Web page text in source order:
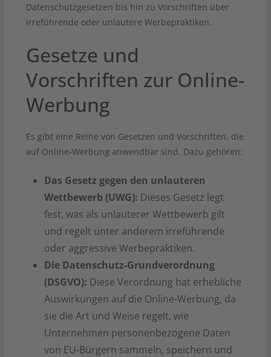
Datenschutzgesetzen bis hin zu Vorschriften über
irreführende oder unlautere Werbepraktiken.
Gesetze und
Vorschriften zur Online-
Werbung
Es gibt eine Reihe von Gesetzen und Vorschriften, die
auf Online-Werbung anwendbar sind. Dazu gehören:
Das Gesetz gegen den unlauteren
Wettbewerb (UWG): Dieses Gesetz legt
fest, was als unlauterer Wettbewerb gilt
und regelt unter anderem irreführende
oder aggressive Werbepraktiken.
Die Datenschutz-Grundverordnung
(DSGVO): Diese Verordnung hat erhebliche
Auswirkungen auf die Online-Werbung, da
sie die Art und Weise regelt, wie
Unternehmen personenbezogene Daten
von EU-Bürgern sammeln, speichern und